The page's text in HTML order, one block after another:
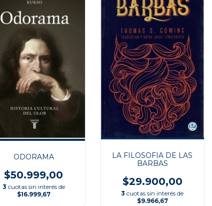
ODORAMA
$50.999,00
3 cuotas sin interés de
$16.999,67
LA FILOSOFIA DE LAS
BARBAS
$29.900,00
3 cuotas sin interés de
$9.966,67